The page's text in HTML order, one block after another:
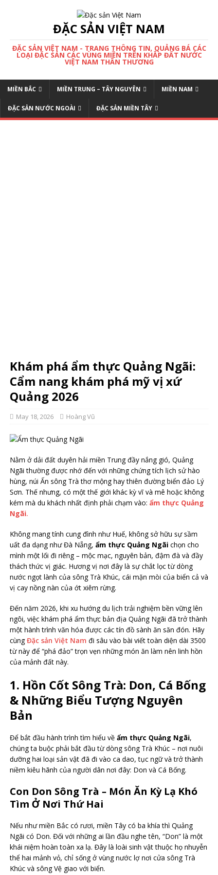
ĐẶC SẢN VIỆT NAM
ĐẶC SẢN VIỆT NAM - TRANG THÔNG TIN, QUẢNG BÁ CÁC
LOẠI ĐẶC SẢN CÁC VÙNG MIỀN TRÊN KHẮP ĐẤT NƯỚC
VIỆT NAM THÂN THƯƠNG
MIỀN BẮC MIỀN TRUNG – TÂY NGUYÊN MIỀN NAM
ĐẶC SẢN NƯỚC NGOÀI ĐẶC SẢN MIỀN TÂY
Khám phá ẩm thực Quảng Ngãi:
Cẩm nang khám phá mỹ vị xứ
Quảng 2026
May 18, 2026 Hoàng Vũ
Nằm ở dải đất duyên hải miền Trung đầy nắng gió, Quảng
Ngãi thường được nhớ đến với những chứng tích lịch sử hào
hùng, núi Ấn sông Trà thơ mộng hay thiên đường biển đảo Lý
Sơn. Thế nhưng, có một thế giới khác kỳ vĩ và mê hoặc không
kém mà du khách nhất định phải chạm vào: ẩm thực Quảng
Ngãi.
Không mang tính cung đình như Huế, không sở hữu sự sầm
uất đa dạng như Đà Nẵng, ẩm thực Quảng Ngãi chọn cho
mình một lối đi riêng – mộc mạc, nguyên bản, đậm đà và đầy
thách thức vị giác. Hương vị nơi đây là sự chắt lọc từ dòng
nước ngọt lành của sông Trà Khúc, cái mặn mòi của biển cả và
vị cay nồng nàn của ớt xiêm rừng.
Đến năm 2026, khi xu hướng du lịch trải nghiệm bền vững lên
ngôi, việc khám phá ẩm thực bản địa Quảng Ngãi đã trở thành
một hành trình văn hóa được các tín đồ sành ăn săn đón. Hãy
cùngĐặc sản Việt Nam đi sâu vào bài viết toàn diện dài 3500
từ này để “phá đảo” trọn vẹn những món ăn làm nên linh hồn
của mảnh đất này.
1. Hồn Cốt Sông Trà: Don, Cá Bống
& Những Biểu Tượng Nguyên
Bản
Để bắt đầu hành trình tìm hiểu về ẩm thực Quảng Ngãi,
chúng ta buộc phải bắt đầu từ dòng sông Trà Khúc – nơi nuôi
dưỡng hai loại sản vật đã đi vào ca dao, tục ngữ và trở thành
niềm kiêu hãnh của người dân nơi đây: Don và Cá Bống.
Con Don Sông Trà – Món Ăn Kỳ Lạ Khó
Tìm Ở Nơi Thứ Hai
Nếu như miền Bắc có rươi, miền Tây có ba khía thì Quảng
Ngãi có Don. Đối với những ai lần đầu nghe tên, “Don” là một
khái niệm hoàn toàn xa lạ. Đây là loài sinh vật thuộc họ nhuyễn
thể hai mảnh vỏ, chỉ sống ở vùng nước lợ nơi cửa sông Trà
Khúc và sông Vệ giao với biển.